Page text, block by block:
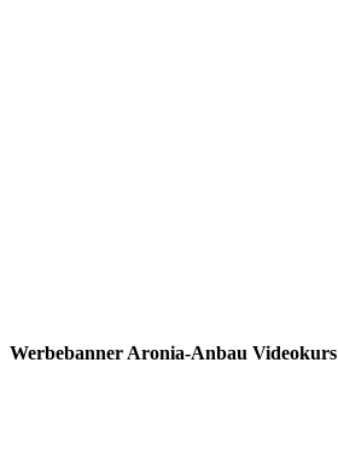
Werbebanner Aronia-Anbau Videokurs